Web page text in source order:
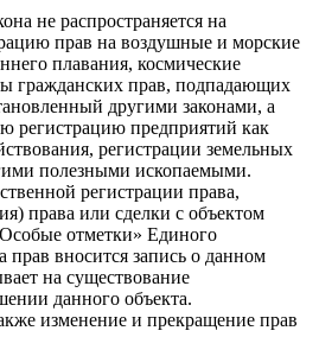
не распространяется на
прав на воздушные и морские
плавания, космические
гражданских прав, подпадающих
другими законами, а
регистрацию предприятий как
регистрации земельных
полезными ископаемыми.
регистрации права,
права или сделки с объектом
отметки» Единого
прав вносится запись о данном
на существование
данного объекта.
изменение и прекращение прав